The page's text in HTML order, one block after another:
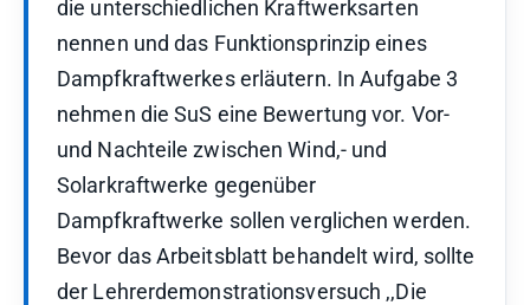
die unterschiedlichen Kraftwerksarten
nennen und das Funktionsprinzip eines
Dampfkraftwerkes erläutern. In Aufgabe 3
nehmen die SuS eine Bewertung vor. Vor-
und Nachteile zwischen Wind,- und
Solarkraftwerke gegenüber
Dampfkraftwerke sollen verglichen werden.
Bevor das Arbeitsblatt behandelt wird, sollte
der Lehrerdemonstrationsversuch ,,Die